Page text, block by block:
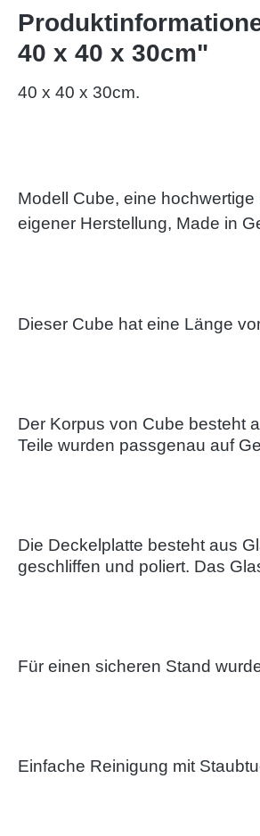
40 x 40 x 30cm"
40 x 40 x 30cm.
Modell Cube, eine
eigener Herstellung, Made in
Dieser Cube hat eine Länge
Der Korpus von Cube besteht
Teile wurden passgenau auf
Die Deckelplatte besteht aus
geschliffen und poliert. Das
Für einen sicheren Stand
Einfache Reinigung mit